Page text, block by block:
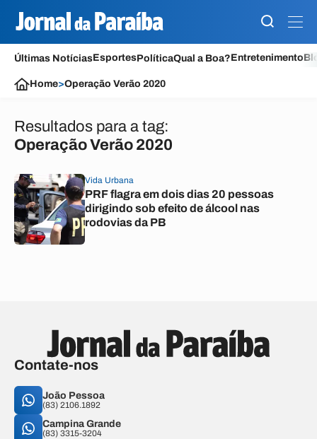
Últimas NotíciasEsportesPolíticaQual a Boa?Entretenimento
Home>Operação Verão 2020
Resultados para a tag:
Operação Verão 2020
Vida Urbana
PRF flagra em dois dias 20 pessoas
dirigindo sob efeito de álcool nas
rodovias da PB
Contate-nos
João Pessoa
(83) 2106.1892
Campina Grande
(83) 3315-3204